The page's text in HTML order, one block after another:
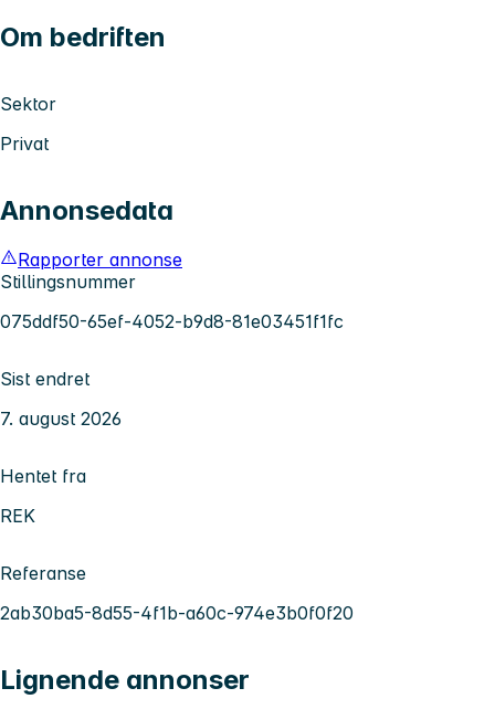
Om bedriften
Sektor
Privat
Annonsedata
Rapporter annonse
Stillingsnummer
075ddf50-65ef-4052-b9d8-81e03451f1fc
Sist endret
7. august 2026
Hentet fra
REK
Referanse
2ab30ba5-8d55-4f1b-a60c-974e3b0f0f20
Lignende annonser